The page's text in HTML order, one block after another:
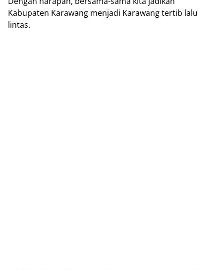
Kabupaten Karawang menjadi Karawang tertib lalu
lintas.